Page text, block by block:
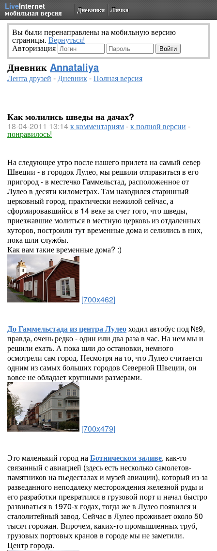
LiveInternet
мобильная версия Дневники Личка
Вы были перенаправлены на мобильную версию
страницы. Вернуться!
Авторизация
Дневник Annataliya
Лента друзей -Дневник-Полная версия
Как молились шведы на дачах?
18-04-2011 13:14к комментариям-к полной версии -
понравилось!
На следующее утро после нашего прилета на самый север
Швеции - в городок Лулео, мы решили отправиться в его
пригород - в местечко Гаммельстад, расположенное от
Лулео в десяти километрах. Там находился старинный
церковный город, практически нежилой сейчас, а
сформировавшийся в 14 веке за счет того, что шведы,
приезжавшие молиться в местную церковь из отдаленных
хуторов, построили тут временные дома и селились в них,
пока шли службы.
Как вам такие временные дома? :)
[700x462]
До Гаммельстада из центра Лулеоходил автобус под №9,
правда, очень редко - один или два раза в час. На нем мы и
решили ехать. А пока шли до остановки, немного
осмотрели сам город. Несмотря на то, что Лулео считается
одним из самых больших городов Северной Швеции, он
вовсе не обладает крупными размерами.
[700x479]
Это маленький город наБотническом заливе, как-то
связанный с авиацией (здесь есть несколько самолетов-
памятников на пьедесталах и музей авиации), который из-за
разведанного неподалеку месторождения железной руды и
его разработки превратился в грузовой порт и начал быстро
развиваться в 1970-х годах, тогда же в Лулео появился и
сталолитейный завод. Сейчас в Лулео проживает около 50
тысяч горожан. Впрочем, каких-то промышленных труб,
грузовых портовых кранов в городе мы не заметили.
Центр города.